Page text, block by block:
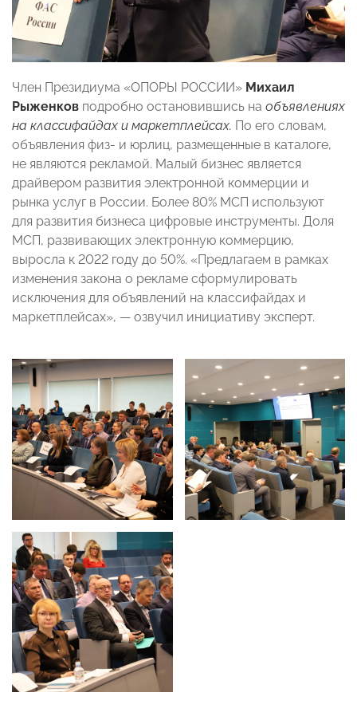
Член Президиума «ОПОРЫ РОССИИ» Михаил
Рыженков подробно остановившись на объявлениях
на классифайдах и маркетплейсах. По его словам,
объявления физ- и юрлиц, размещенные в каталоге,
не являются рекламой. Малый бизнес является
драйвером развития электронной коммерции и
рынка услуг в России. Более 80% МСП используют
для развития бизнеса цифровые инструменты. Доля
МСП, развивающих электронную коммерцию,
выросла к 2022 году до 50%. «Предлагаем в рамках
изменения закона о рекламе сформулировать
исключения для объявлений на классифайдах и
маркетплейсах», — озвучил инициативу эксперт.